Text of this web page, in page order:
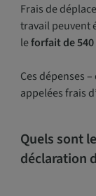
Frais de
travail peuvent
leforfait de 540
Ces dépenses
appelées frais
Quels sont
déclaration